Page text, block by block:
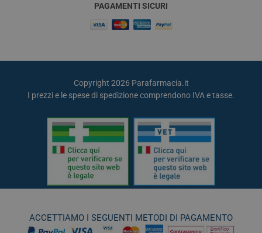
PAGAMENTI SICURI
Copyright 2026 Parafarmacia.it
I prezzi e le spese di spedizione comprendono IVA e tasse.
ACCETTIAMO I SEGUENTI METODI DI PAGAMENTO